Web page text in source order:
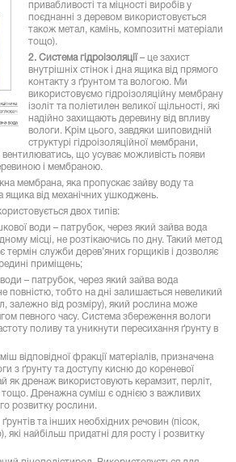
привабливості та міцності виробів у
поєднанні з деревом використовується
також метал, камінь, композитні матеріали
тощо).
2. Система гідроізоляції – це захист
внутрішніх стінок і дна ящика від прямого
контакту з ґрунтом та вологою. Ми
використовуємо гідроізоляційну мембрану
ізоліт та поліетилен великої щільності, які
надійно захищають деревину від впливу
вологи. Крім цього, завдяки шиповидній
структурі гідроізоляційної мембрани,
що усуває можливість появи
і мембраною.
мембрана, яка пропускає зайву воду та
ящика від механічних ушкоджень.
двох типів:
води – патрубок, через який зайва вода
місці, не розтікаючись по дну. Такий метод
термін служби дерев’яних горщиків і дозволяє
приміщень;
– патрубок, через який зайва вода
повністю, тобто на дні залишається невеликий
залежно від розміру), який рослина може
певного часу. Система збереження вологи
поливу та уникнути пересихання ґрунту в
відповідної фракції матеріалів, призначена
з ґрунту та доступу кисню до кореневої
як дренаж використовують керамзит, перліт,
тощо. Дренажна суміш є однією з важливих
розвитку рослини.
та інших необхідних речовин (пісок,
які найбільш придатні для росту і розвитку